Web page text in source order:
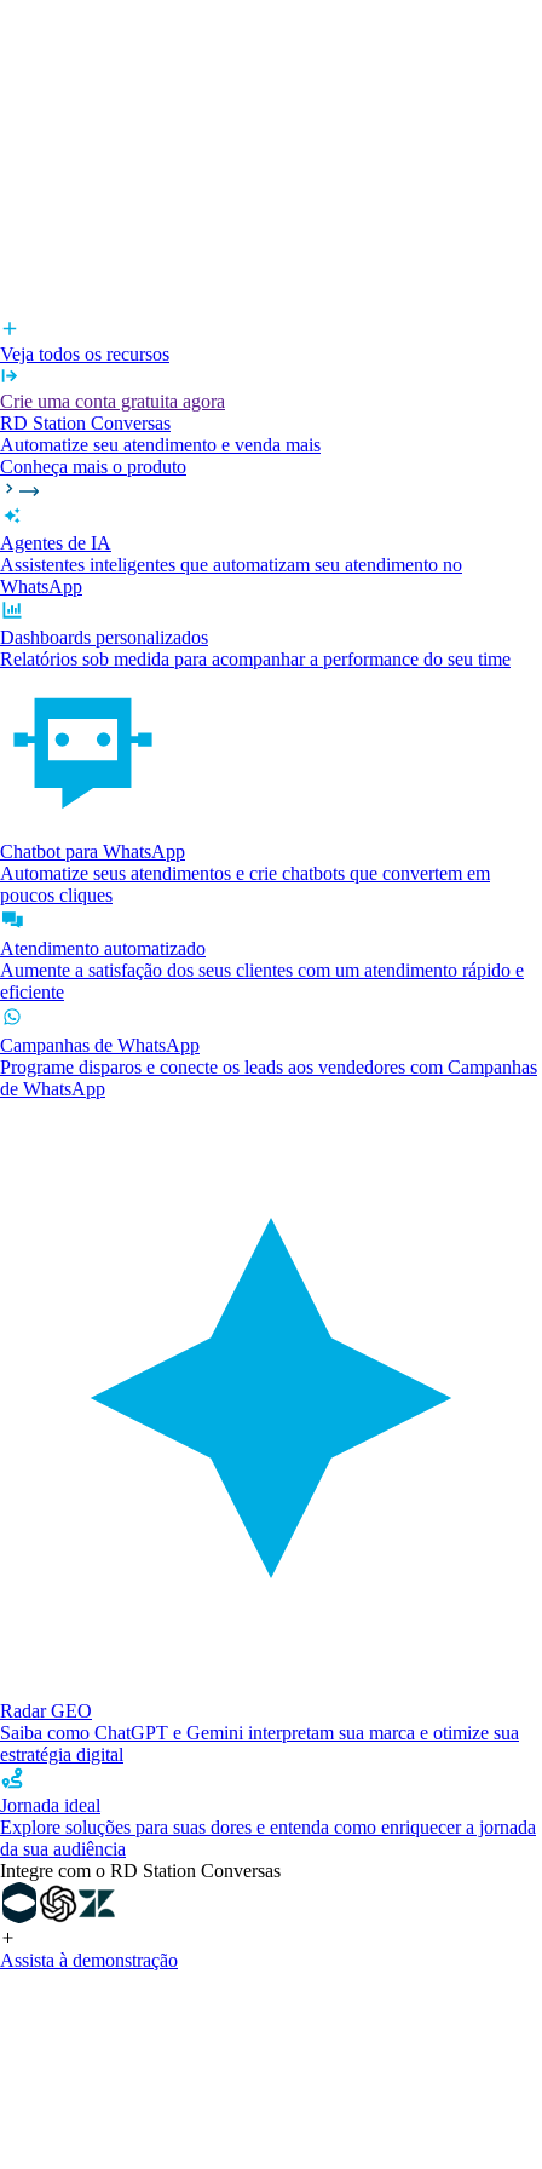
Veja todos os recursos
Crie uma conta gratuita agora
RD Station Conversas
Automatize seu atendimento e venda mais
Conheça mais o produto
Agentes de IA
Assistentes inteligentes que automatizam seu atendimento no
WhatsApp
Dashboards personalizados
Relatórios sob medida para acompanhar a performance do seu time
Chatbot para WhatsApp
Automatize seus atendimentos e crie chatbots que convertem em
poucos cliques
Atendimento automatizado
Aumente a satisfação dos seus clientes com um atendimento rápido e
eficiente
Campanhas de WhatsApp
Programe disparos e conecte os leads aos vendedores com Campanhas
de WhatsApp
Radar GEO
Saiba como ChatGPT e Gemini interpretam sua marca e otimize sua
estratégia digital
Jornada ideal
Explore soluções para suas dores e entenda como enriquecer a jornada
da sua audiência
Integre com o RD Station Conversas
Assista à demonstração